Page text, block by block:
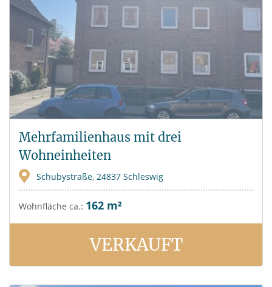
Mehrfamilienhaus mit drei
Wohneinheiten
Schubystraße, 24837 Schleswig
Wohnfläche ca.: 162 m²
VERKAUFT